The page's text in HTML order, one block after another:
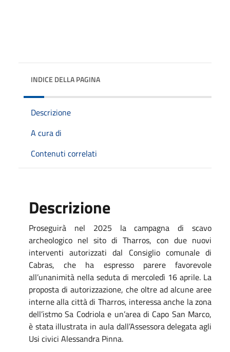
INDICE DELLA PAGINA
Descrizione
A cura di
Contenuti correlati
Descrizione
Proseguirà nel 2025 la campagna di scavo
archeologico nel sito di Tharros, con due nuovi
interventi autorizzati dal Consiglio comunale di
Cabras, che ha espresso parere favorevole
all’unanimità nella seduta di mercoledì 16 aprile. La
proposta di autorizzazione, che oltre ad alcune aree
interne alla città di Tharros, interessa anche la zona
dell’istmo Sa Codriola e un’area di Capo San Marco,
è stata illustrata in aula dall’Assessora delegata agli
Usi civici Alessandra Pinna.